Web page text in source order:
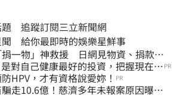
題 追蹤訂閱三立新聞網
聞 給你最即時的娛樂星鮮事
捐一物」神救援 日網見物資、捐款
了
對自己健康最好的投資，把握現在不 PR
HPV，才有資格說愛妳！ PR
走10.6億！慈濟多年未報案原因曝：